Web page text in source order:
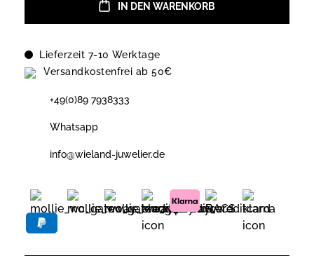
IN DEN WARENKORB
Lieferzeit 7-10 Werktage
Versandkostenfrei ab 50€
+49(0)89 7938333
Whatsapp
info@wieland-juwelier.de